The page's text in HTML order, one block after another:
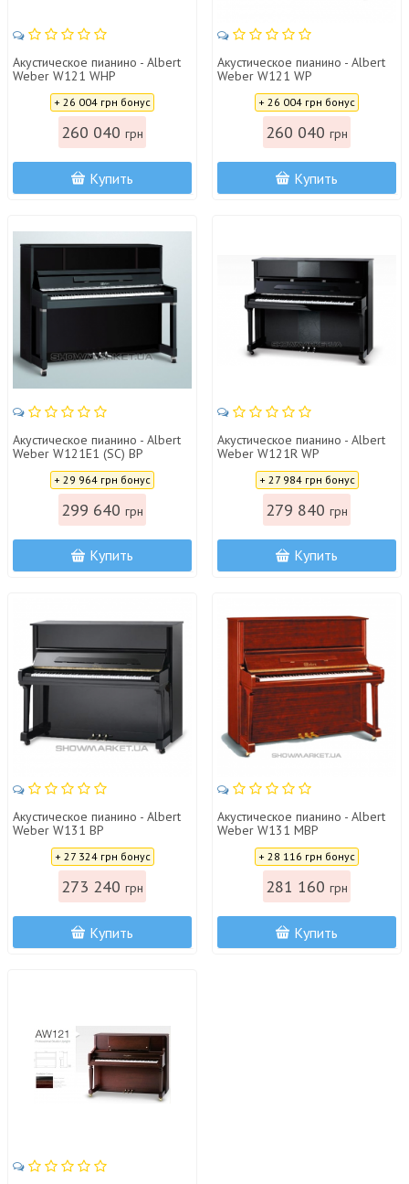
Акустическое пианино - Albert
Weber W121 WHP
+ 26 004 грн бонус
260 040 грн
Купить
Акустическое пианино - Albert
Weber W121 WP
+ 26 004 грн бонус
260 040 грн
Купить
Акустическое пианино - Albert
Weber W121E1 (SC) BP
+ 29 964 грн бонус
299 640 грн
Купить
Акустическое пианино - Albert
Weber W121R WP
+ 27 984 грн бонус
279 840 грн
Купить
Акустическое пианино - Albert
Weber W131 BP
+ 27 324 грн бонус
273 240 грн
Купить
Акустическое пианино - Albert
Weber W131 MBP
+ 28 116 грн бонус
281 160 грн
Купить